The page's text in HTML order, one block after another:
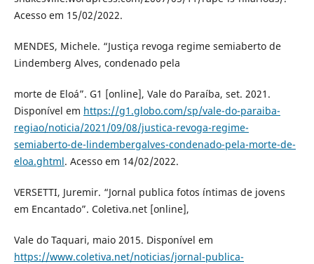
Acesso em 15/02/2022.
MENDES, Michele. “Justiça revoga regime semiaberto de
Lindemberg Alves, condenado pela
morte de Eloá”. G1 [online], Vale do Paraíba, set. 2021.
Disponível em https://g1.globo.com/sp/vale-do-paraiba-
regiao/noticia/2021/09/08/justica-revoga-regime-
semiaberto-de-lindembergalves-condenado-pela-morte-de-
eloa.ghtml. Acesso em 14/02/2022.
VERSETTI, Juremir. “Jornal publica fotos íntimas de jovens
em Encantado”. Coletiva.net [online],
Vale do Taquari, maio 2015. Disponível em
https://www.coletiva.net/noticias/jornal-publica-